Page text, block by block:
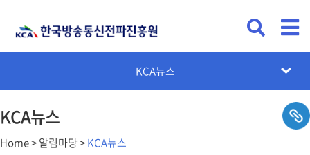
공지사항
채용공고
입찰공고
KCA뉴스
카드뉴스
설문조사
KCA뉴스
Home > 알림마당 >KCA뉴스